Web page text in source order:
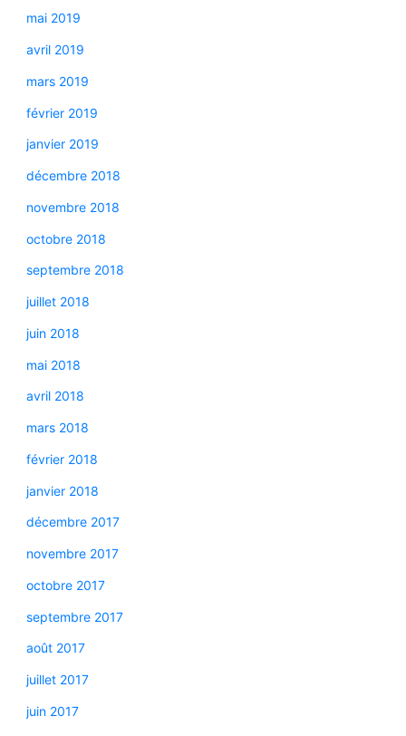
mai 2019
avril 2019
mars 2019
février 2019
janvier 2019
décembre 2018
novembre 2018
octobre 2018
septembre 2018
juillet 2018
juin 2018
mai 2018
avril 2018
mars 2018
février 2018
janvier 2018
décembre 2017
novembre 2017
octobre 2017
septembre 2017
août 2017
juillet 2017
juin 2017